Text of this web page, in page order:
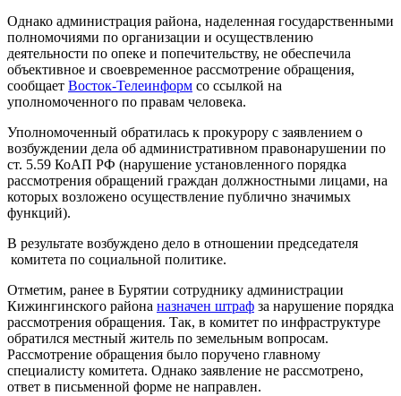
Однако администрация района, наделенная государственными
полномочиями по организации и осуществлению
деятельности по опеке и попечительству, не обеспечила
объективное и своевременное рассмотрение обращения,
сообщает Восток-Телеинформ со ссылкой на
уполномоченного по правам человека.
Уполномоченный обратилась к прокурору с заявлением о
возбуждении дела об административном правонарушении по
ст. 5.59 КоАП РФ (нарушение установленного порядка
рассмотрения обращений граждан должностными лицами, на
которых возложено осуществление публично значимых
функций).
В результате возбуждено дело в отношении председателя
комитета по социальной политике.
Отметим, ранее в Бурятии сотруднику администрации
Кижингинского района назначен штраф за нарушение порядка
рассмотрения обращения. Так, в комитет по инфраструктуре
обратился местный житель по земельным вопросам.
Рассмотрение обращения было поручено главному
специалисту комитета. Однако заявление не рассмотрено,
ответ в письменной форме не направлен.